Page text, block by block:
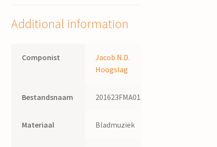
Hoogslag
Additional information
Componist
Jacob N.D.
Hoogslag
Bestandsnaam 201623FMA015
Materiaal Bladmuziek